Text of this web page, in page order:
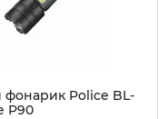
фонарик Police BL-
P90